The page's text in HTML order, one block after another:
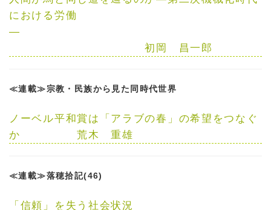
における労働
—
初岡 昌一郎
≪連載≫宗教・民族から見た同時代世界
ノーベル平和賞は「アラブの春」の希望をつなぐ
か
荒木 重雄
≪連載≫落穂拾記(46)
「信頼」を失う社会状況